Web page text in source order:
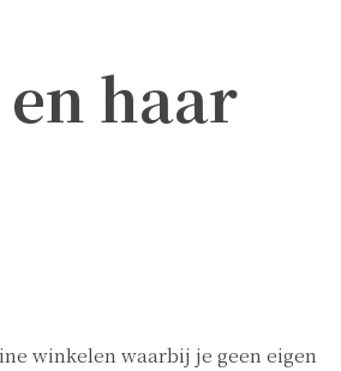
haar
winkelen waarbij je geen eigen